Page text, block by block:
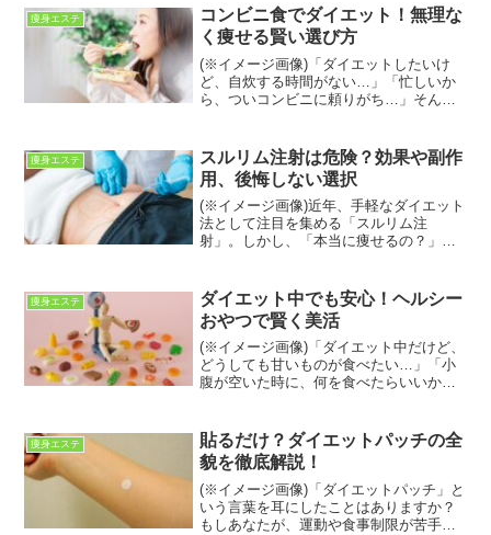
痩身エステ
コンビニ食でダイエット！無理な
く痩せる賢い選び方
(※イメージ画像)「ダイエットしたいけ
ど、自炊する時間がない…」「忙しいか
ら、ついコンビニに頼りがち…」そんな
べきものと考えがちです。しかし、実は
コンビニを上手に活用す...
痩身エステ
スルリム注射は危険？効果や副作
用、後悔しない選択
(※イメージ画像)近年、手軽なダイエット
法として注目を集める「スルリム注
射」。しかし、「本当に痩せるの？」
りません。脂肪溶解注射の一種であるス
ルリム注射は、特定の部位の...
痩身エステ
ダイエット中でも安心！ヘルシー
おやつで賢く美活
(※イメージ画像)「ダイエット中だけど、
どうしても甘いものが食べたい…」「小
腹が空いた時に、何を食べたらいいかわ
はつらいものですが、無理な我慢はスト
レスにつながり、かえ...
痩身エステ
貼るだけ？ダイエットパッチの全
貌を徹底解説！
(※イメージ画像)「ダイエットパッチ」と
いう言葉を耳にしたことはありますか？
もしあなたが、運動や食事制限が苦手、